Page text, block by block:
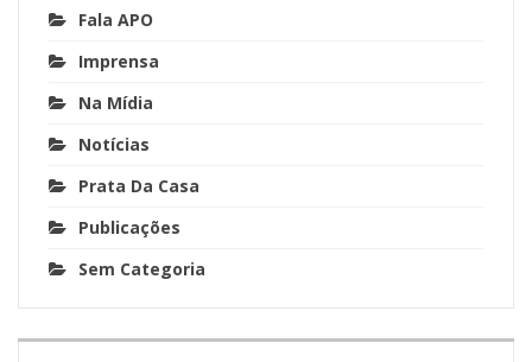
Fala APO
Imprensa
Na Mídia
Notícias
Prata Da Casa
Publicações
Sem Categoria